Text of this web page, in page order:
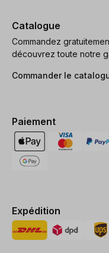
Catalogue
Commandez
découvrez toute notre
Commander le
Paiement
Expédition